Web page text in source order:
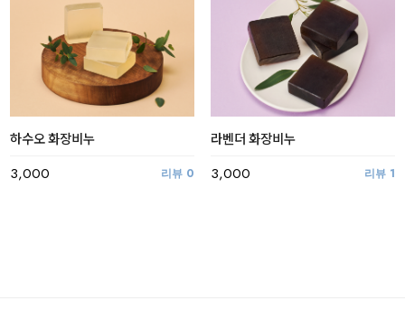
하수오 화장비누
3,000 리뷰 0
라벤더 화장비누
3,000 리뷰 1